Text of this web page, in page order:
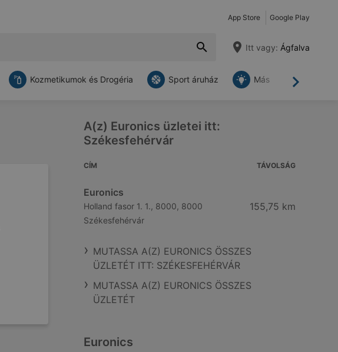
App Store Google Play
Itt vagy: Ágfalva
Tovább
Kozmetikumok és Drogéria Sport áruház Más
A(z) Euronics üzletei itt:
Székesfehérvár
CÍM TÁVOLSÁG
Euronics
Holland fasor 1. 1., 8000, 8000
Székesfehérvár
155,75 km
MUTASSA A(Z) EURONICS ÖSSZES
ÜZLETÉT ITT: SZÉKESFEHÉRVÁR
MUTASSA A(Z) EURONICS ÖSSZES
ÜZLETÉT
Euronics